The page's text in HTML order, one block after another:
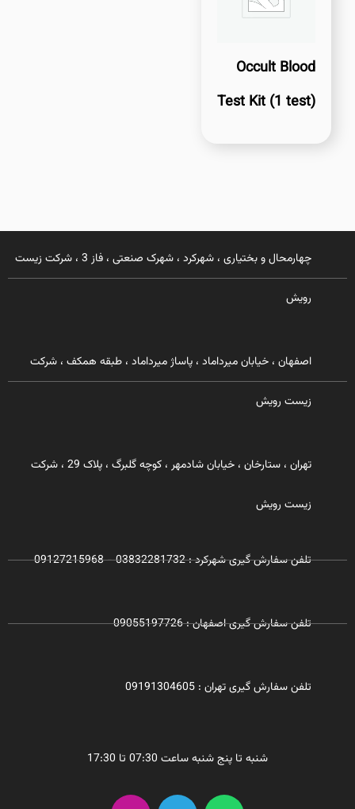
Occult Blood
Test Kit (1 test)
چهارمحال و بختیاری ، شهرکرد ، شهرک صنعتی ، فاز 3 ، شرکت زیست
رویش
اصفهان ، خیابان میرداماد ، پاساژ میرداماد ، طبقه همکف ، شرکت
زیست رویش
تهران ، ستارخان ، خیابان شادمهر ، کوچه گلبرگ ، پلاک 29 ، شرکت
زیست رویش
تلفن سفارش گیری شهرکرد : 03832281732 - 09127215968
تلفن سفارش گیری اصفهان : 09055197726
تلفن سفارش گیری تهران : 09191304605
شنبه تا پنج شنبه ساعت 07:30 تا 17:30